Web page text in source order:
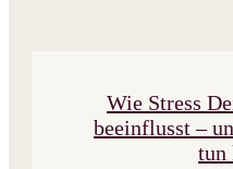
​Wie Stress
beeinflusst –
tun